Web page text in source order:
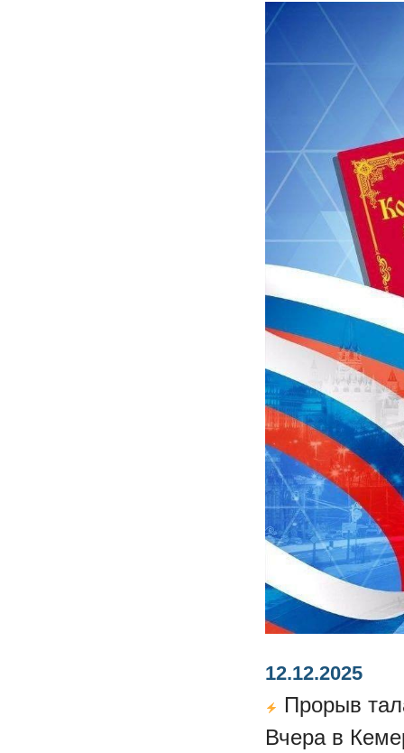
12.12.2025
Прорыв
Вчера в